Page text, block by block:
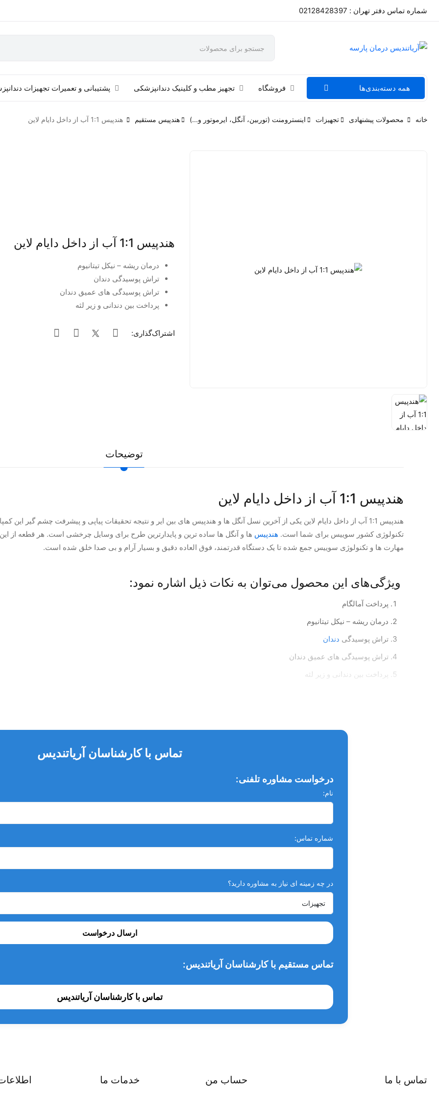
شماره تماس دفتر تهران : 02128428397
همه دسته‌بندی‌ها فروشگاه تجهیز مطب و کلینیک دندانپزشکی پشتیبانی و تعمیرات تجهیزات
خانه محصولات پیشنهادی تجهیزات اینسترومنت (توربین، آنگل، ایرموتور و...) هندپیس مستقیم هندپیس 1:1 آب از داخل دایام لاین
هندپیس 1:1 آب از داخل دایام لاین
درمان ریشه – نیکل تیتانیوم
تراش پوسیدگی دندان
تراش پوسیدگی های عمیق دندان
پرداخت بین دندانی و زیر لثه
اشتراک‌گذاری:
توضیحات
هندپیس 1:1 آب از داخل دایام لاین
هندپیس 1:1 آب از داخل دایام لاین یکی از آخرین نسل آنگل ها و هندپیس های بین ایر و نتیجه تحقیقات پیاپی و پیشرفت چشم گیر
تکنولوژی کشور سوییس برای شما است. هندپیس ها و آنگل ها ساده ترین و پایدارترین طرح برای وسایل چرخشی است. هر قطعه از
مهارت ها و تکنولوژی سوییس جمع شده تا یک دستگاه قدرتمند، فوق العاده دقیق و بسیار آرام و بی صدا خلق شده است.
ویژگی‌های این محصول می‌توان به نکات ذیل اشاره نمود:
پرداخت آمالگام
درمان ریشه – نیکل تیتانیوم
تراش پوسیدگی دندان
تراش پوسیدگی های عمیق دندان
پرداخت بین دندانی و زیر لثه
تماس با کارشناسان آریاتندیس
درخواست مشاوره تلفنی:
نام:
شماره تماس:
در چه زمینه ای نیاز به مشاوره دارید؟
ارسال درخواست
تماس مستقیم با کارشناسان آریاتندیس:
تماس با کارشناسان آریاتندیس
تماس با ما حساب من خدمات ما